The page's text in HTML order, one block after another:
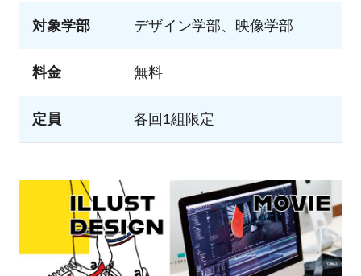
対象学部 デザイン学部、映像学部
料金 無料
定員 各回1組限定